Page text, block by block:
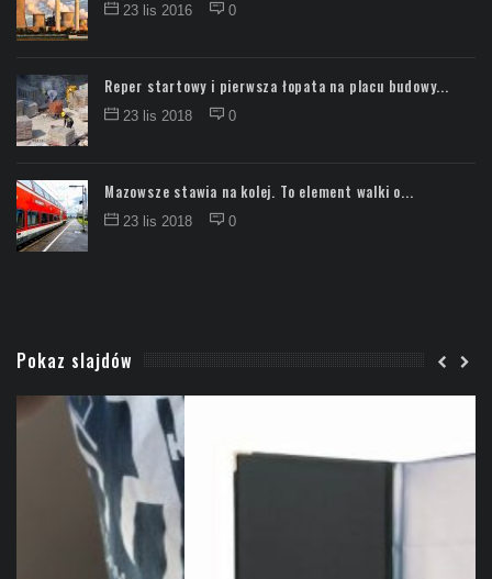
23 lis 2016 0
Reper startowy i pierwsza łopata na placu budowy...
23 lis 2018 0
Mazowsze stawia na kolej. To element walki o...
23 lis 2018 0
Pokaz slajdów